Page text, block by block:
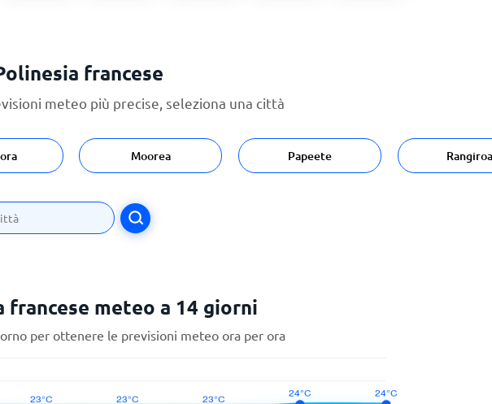
francese
meteo più precise, seleziona una città
Moorea Papeete Rangiroa
francese meteo a 14 giorni
per ottenere le previsioni meteo ora per ora